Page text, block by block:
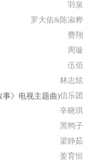
羽泉
罗大佑&陈淑桦
费翔
周璇
伍佰
林志炫
事》电视主题曲)信乐团
辛晓琪
黑鸭子
梁静茹
姜育恒